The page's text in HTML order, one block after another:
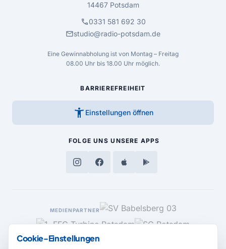
14467 Potsdam
call0331 581 692 30
mailstudio@radio-potsdam.de
Eine Gewinnabholung ist von Montag – Freitag
08.00 Uhr bis 18.00 Uhr möglich.
BARRIEREFREIHEIT
accessibility_new Einstellungen öffnen
FOLGE UNS UNSERE APPS
MEDIENPARTNER
Cookie-Einstellungen